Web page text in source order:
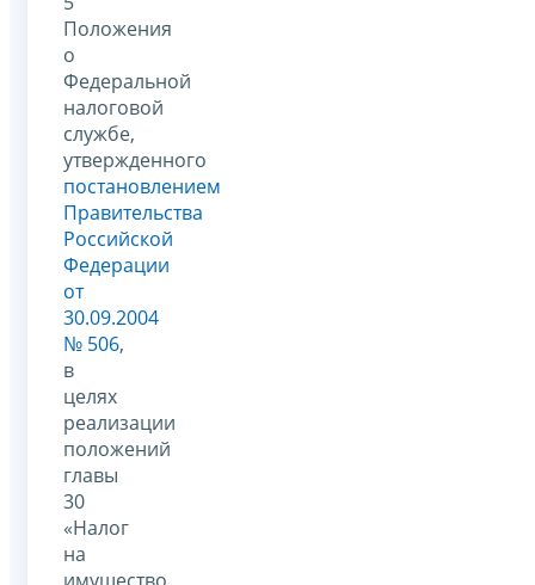
Положения
о
Федеральной
налоговой
службе,
утвержденного
постановлением
Правительства
Российской
Федерации
от
30.09.2004
№ 506,
в
целях
реализации
положений
главы
30
«Налог
на
имущество